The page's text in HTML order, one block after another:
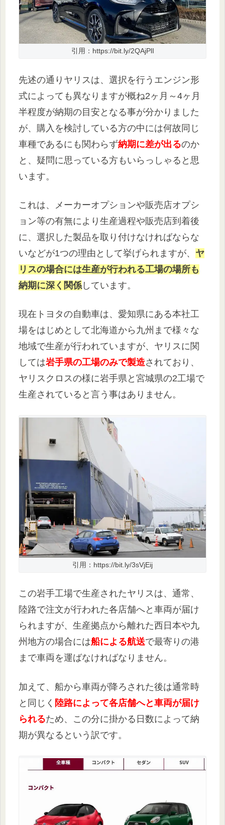
引用：https://bit.ly/2QAjPlI
先述の通りヤリスは、選択を行うエンジン形
式によっても異なりますが概ね2ヶ月～4ヶ月
半程度が納期の目安となる事が分かりました
が、購入を検討している方の中には何故同じ
車種であるにも関わらず納期に差が出るのか
と、疑問に思っている方もいらっしゃると思
います。
これは、メーカーオプションや販売店オプシ
ョン等の有無により生産過程や販売店到着後
に、選択した製品を取り付けなければならな
いなどが1つの理由として挙げられますが、 ヤ
リスの場合には生産が行われる工場の場所も
納期に深く関係 しています。
現在トヨタの自動車は、愛知県にある本社工
場をはじめとして北海道から九州まで様々な
地域で生産が行われていますが、ヤリスに関
しては岩手県の工場のみで製造されており、
ヤリスクロスの様に岩手県と宮城県の2工場で
生産されていると言う事はありません。
引用：https://bit.ly/3sVjEij
この岩手工場で生産されたヤリスは、通常、
陸路で注文が行われた各店舗へと車両が届け
られますが、生産拠点から離れた西日本や九
州地方の場合には船による航送で最寄りの港
まで車両を運ばなければなりません。
加えて、船から車両が降ろされた後は通常時
と同じく 陸路によって各店舗へと車両が届け
られるため、この分に掛かる日数によって納
期が異なるという訳です。